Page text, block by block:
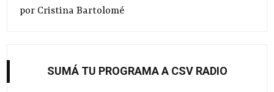
por Cristina Bartolomé
SUMÁ TU PROGRAMA A CSV RADIO